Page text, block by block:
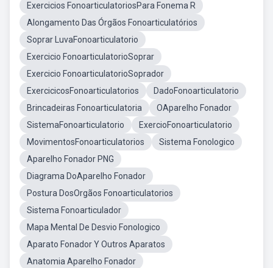
Exercicios FonoarticulatoriosPara Fonema R
Alongamento Das Órgãos Fonoarticulatórios
Soprar LuvaFonoarticulatorio
Exercicio FonoarticulatorioSoprar
Exercicio FonoarticulatorioSoprador
ExercicicosFonoarticulatorios
DadoFonoarticulatorio
Brincadeiras Fonoarticulatoria
OAparelho Fonador
SistemaFonoarticulatorio
ExercioFonoarticulatorio
MovimentosFonoarticulatorios
Sistema Fonologico
Aparelho Fonador PNG
Diagrama DoAparelho Fonador
Postura DosOrgãos Fonoarticulatorios
Sistema Fonoarticulador
Mapa Mental De Desvio Fonologico
Aparato Fonador Y Outros Aparatos
Anatomia Aparelho Fonador